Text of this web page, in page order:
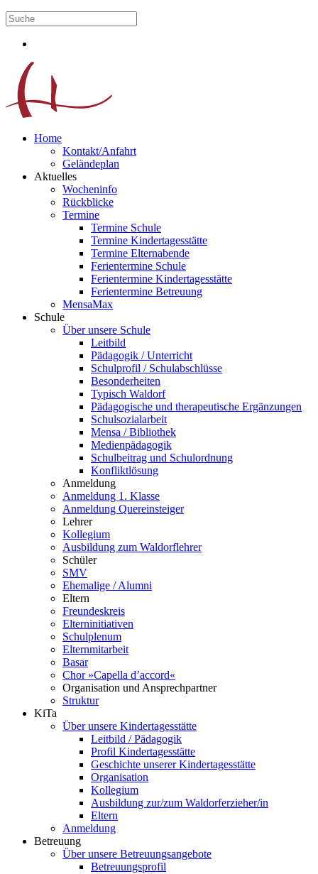
Home
Kontakt/Anfahrt
Geländeplan
Aktuelles
Wocheninfo
Rückblicke
Termine
Termine Schule
Termine Kindertagesstätte
Termine Elternabende
Ferientermine Schule
Ferientermine Kindertagesstätte
Ferientermine Betreuung
MensaMax
Schule
Über unsere Schule
Leitbild
Pädagogik / Unterricht
Schulprofil / Schulabschlüsse
Besonderheiten
Typisch Waldorf
Pädagogische und therapeutische Ergänzungen
Schulsozialarbeit
Mensa / Bibliothek
Medienpädagogik
Schulbeitrag und Schulordnung
Konfliktlösung
Anmeldung
Anmeldung 1. Klasse
Anmeldung Quereinsteiger
Lehrer
Kollegium
Ausbildung zum Waldorflehrer
Schüler
SMV
Ehemalige / Alumni
Eltern
Freundeskreis
Elterninitiativen
Schulplenum
Elternmitarbeit
Basar
Chor »Capella d’accord«
Organisation und Ansprechpartner
Struktur
KiTa
Über unsere Kindertagesstätte
Leitbild / Pädagogik
Profil Kindertagesstätte
Geschichte unserer Kindertagesstätte
Organisation
Kollegium
Ausbildung zur/zum Waldorferzieher/in
Eltern
Anmeldung
Betreuung
Über unsere Betreuungsangebote
Betreuungsprofil